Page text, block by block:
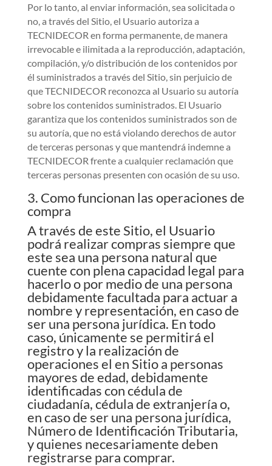
Por lo tanto, al enviar información, sea solicitada o
no, a través del Sitio, el Usuario autoriza a
TECNIDECOR en forma permanente, de manera
irrevocable e ilimitada a la reproducción, adaptación,
compilación, y/o distribución de los contenidos por
él suministrados a través del Sitio, sin perjuicio de
que TECNIDECOR reconozca al Usuario su autoría
sobre los contenidos suministrados. El Usuario
garantiza que los contenidos suministrados son de
su autoría, que no está violando derechos de autor
de terceras personas y que mantendrá indemne a
TECNIDECOR frente a cualquier reclamación que
terceras personas presenten con ocasión de su uso.
3. Como funcionan las operaciones de
compra
A través de este Sitio, el Usuario
podrá realizar compras siempre que
este sea una persona natural que
cuente con plena capacidad legal para
hacerlo o por medio de una persona
debidamente facultada para actuar a
nombre y representación, en caso de
ser una persona jurídica. En todo
caso, únicamente se permitirá el
registro y la realización de
operaciones el en Sitio a personas
mayores de edad, debidamente
identificadas con cédula de
ciudadanía, cédula de extranjería o,
en caso de ser una persona jurídica,
Número de Identificación Tributaria,
y quienes necesariamente deben
registrarse para comprar.